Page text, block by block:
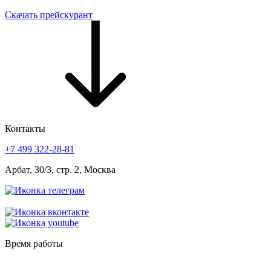
Скачать прейскурант
Контакты
+7 499 322-28-81
Арбат, 30/3, стр. 2, Москва
Время работы